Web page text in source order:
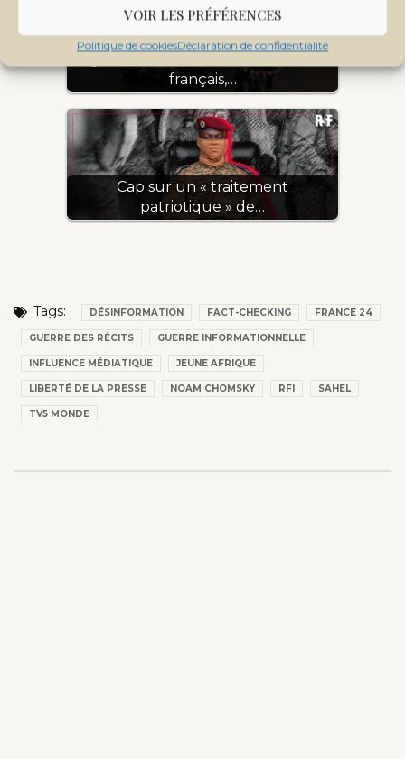
VOIR LES PRÉFÉRENCES
Politique de cookiesDéclaration de confidentialité
français,…
Cap sur un « traitement
patriotique » de…
Tags: DÉSINFORMATION FACT-CHECKING FRANCE 24
GUERRE DES RÉCITS GUERRE INFORMATIONNELLE
INFLUENCE MÉDIATIQUE JEUNE AFRIQUE
LIBERTÉ DE LA PRESSE NOAM CHOMSKY RFI SAHEL
TV5 MONDE